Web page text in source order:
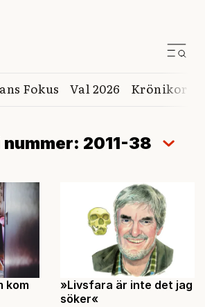
Fokus Val 2026 Krönikor
2011-38
kom
»Livsfara är inte det jag
söker«